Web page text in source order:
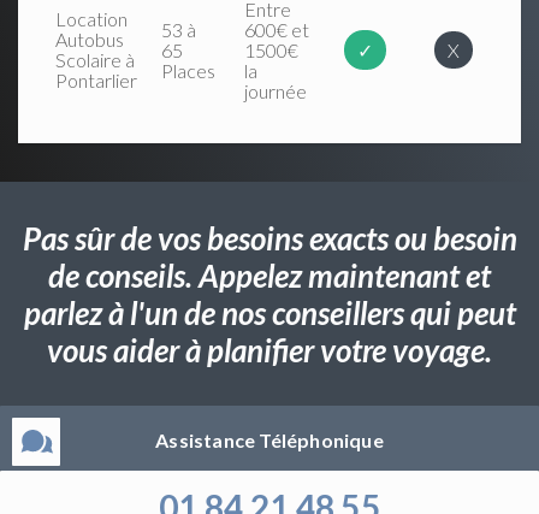
Location
Autobus
Scolaire à
Pontarlier
53 à
65
Places
Entre
600€ et
1500€
la
journée
✓ X
Pas sûr de vos besoins exacts ou besoin
de conseils. Appelez maintenant et
parlez à l'un de nos conseillers qui peut
vous aider à planifier votre voyage.
Assistance Téléphonique